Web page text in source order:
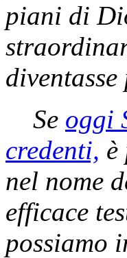
piani di
Se oggi
credenti, è
nel nome
efficace
possiamo